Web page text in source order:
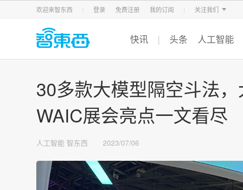
欢迎来智东西 登录 免费注册 我的订阅 关注我们
智东西 车东西 芯东西
快讯 头条 人工智能
30多款大模型隔空斗法，
WAIC展会亮点一文看尽
人工智能 智东西 2023/07/06